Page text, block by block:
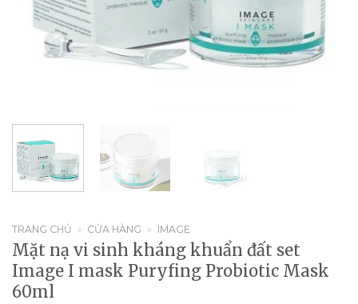
TRANG CHỦ » CỬA HÀNG » IMAGE
Mặt nạ vi sinh kháng khuẩn đất set
Image I mask Puryfing Probiotic Mask
60ml